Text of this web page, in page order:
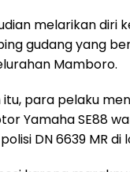
melarikan diri
gudang yang
Mamboro.
para pelaku
Yamaha SE88
DN 6639 MR di